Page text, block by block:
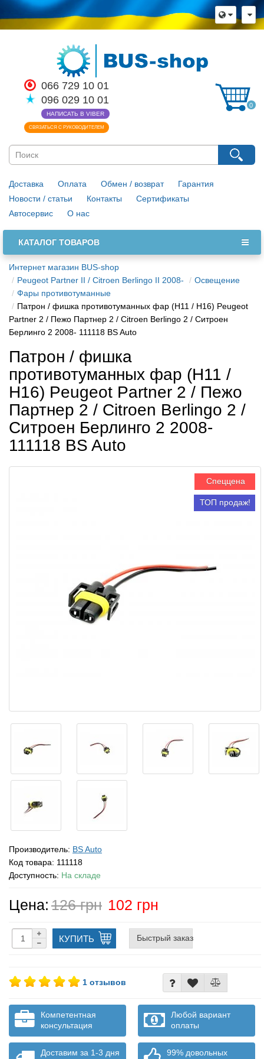
066 729 10 01
096 029 10 01
НАПИСАТЬ В VIBER
СВЯЗАТЬСЯ С РУКОВОДИТЕЛЕМ
0
Доставка Оплата Обмен / возврат
Гарантия
Новости / статьи
Контакты
Сертификаты
Автосервис
О нас
КАТАЛОГ ТОВАРОВ
Интернет магазин BUS-shop
Peugeot Partner II / Citroen Berlingo II 2008-
Освещение
Фары противотуманные
Патрон / фишка противотуманных фар (H11 / H16) Peugeot
Partner 2 / Пежо Партнер 2 / Citroen Berlingo 2 / Ситроен
Берлинго 2 2008- 111118 BS Auto
Патрон / фишка
противотуманных фар (H11 /
H16) Peugeot Partner 2 / Пежо
Партнер 2 / Citroen Berlingo 2 /
Ситроен Берлинго 2 2008-
111118 BS Auto
Спеццена
ТОП продаж!
Производитель: BS Auto
Код товара: 111118
Доступность: На складе
Цена: 126 грн 102 грн
КУПИТЬ Быстрый заказ
1 отзывов
Компетентная
консультация
Любой вариант
оплаты
Доставим за 1-3 дня
99% довольных